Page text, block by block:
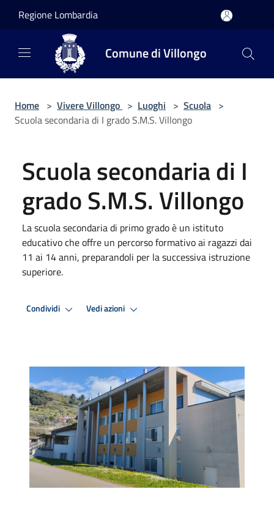
Regione Lombardia
Comune di Villongo
Home > Vivere Villongo > Luoghi > Scuola >
Scuola secondaria di I grado S.M.S. Villongo
Scuola secondaria di I
grado S.M.S. Villongo
La scuola secondaria di primo grado è un istituto
educativo che offre un percorso formativo ai ragazzi dai
11 ai 14 anni, preparandoli per la successiva istruzione
superiore.
Condividi Vedi azioni